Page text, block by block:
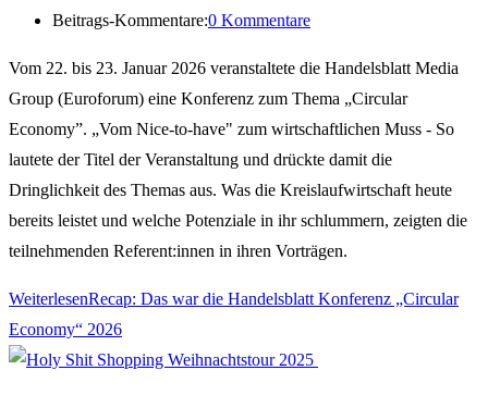
Beitrags-Kommentare:0 Kommentare
Vom 22. bis 23. Januar 2026 veranstaltete die Handelsblatt Media
Group (Euroforum) eine Konferenz zum Thema „Circular
Economy”. „Vom Nice-to-have" zum wirtschaftlichen Muss - So
lautete der Titel der Veranstaltung und drückte damit die
Dringlichkeit des Themas aus. Was die Kreislaufwirtschaft heute
bereits leistet und welche Potenziale in ihr schlummern, zeigten die
teilnehmenden Referent:innen in ihren Vorträgen.
WeiterlesenRecap: Das war die Handelsblatt Konferenz „Circular
Economy“ 2026